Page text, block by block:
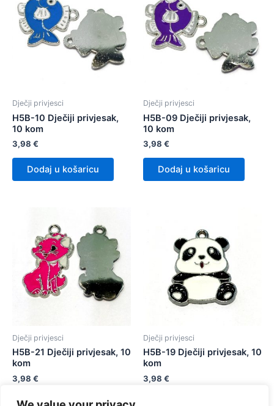
Dječji privjesci
H5B-10 Dječiji privjesak,
10 kom
3,98 €
Dodaj u košaricu
Dječji privjesci
H5B-09 Dječiji privjesak,
10 kom
3,98 €
Dodaj u košaricu
Dječji privjesci
H5B-21 Dječiji privjesak, 10
kom
3,98 €
Dječji privjesci
H5B-19 Dječiji privjesak, 10
kom
3,98 €